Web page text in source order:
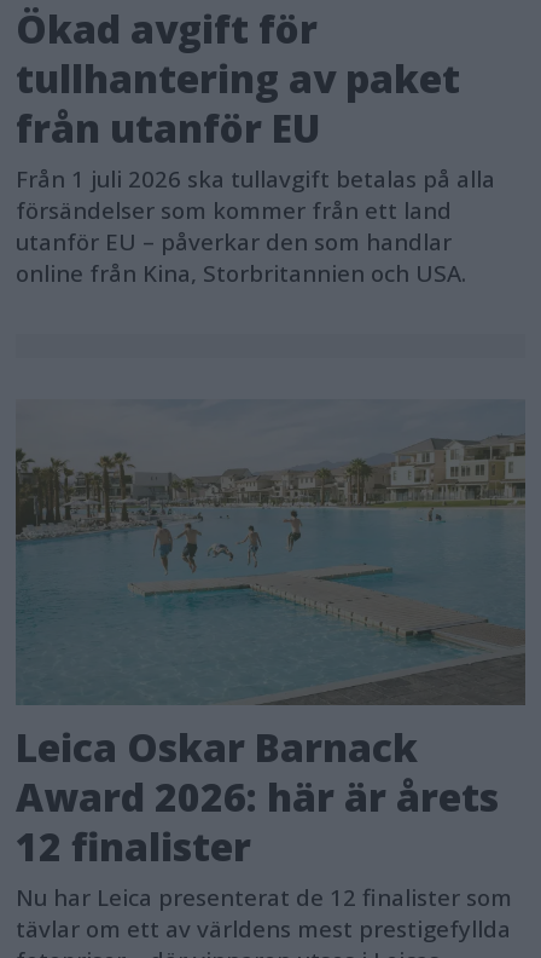
Ökad avgift för
tullhantering av paket
från utanför EU
Från 1 juli 2026 ska tullavgift betalas på alla
försändelser som kommer från ett land
utanför EU – påverkar den som handlar
online från Kina, Storbritannien och USA.
Leica Oskar Barnack
Award 2026: här är årets
12 finalister
Nu har Leica presenterat de 12 finalister som
tävlar om ett av världens mest prestigefyllda